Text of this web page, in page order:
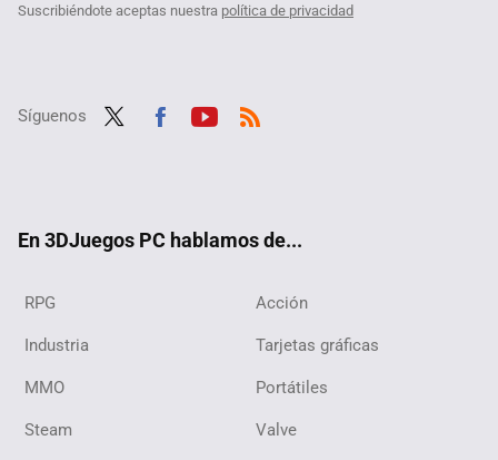
Suscribiéndote aceptas nuestra política de privacidad
Síguenos
En 3DJuegos PC hablamos de...
RPG Acción
Industria Tarjetas gráficas
MMO Portátiles
Steam Valve